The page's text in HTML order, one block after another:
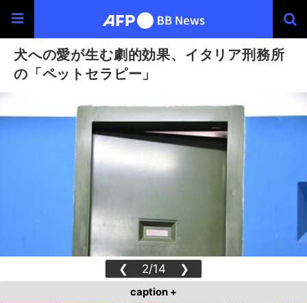
犬への愛が生む劇的効果、イタリア刑務所
の「ペットセラピー」
❮ 2/14 ❯
caption +